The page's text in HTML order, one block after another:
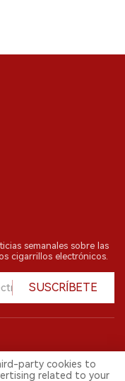
semanales sobre las
cigarrillos electrónicos.
SUSCRÍBETE
Todos los derechos
party cookies to
related to your